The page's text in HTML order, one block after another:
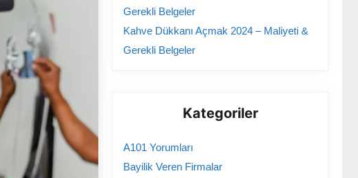
Gerekli Belgeler
Kahve Dükkanı Açmak 2024 – Maliyeti &
Gerekli Belgeler
Kategoriler
A101 Yorumları
Bayilik Veren Firmalar